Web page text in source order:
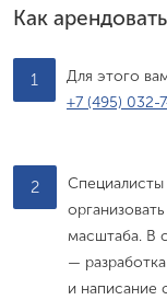
Как
1
Для этого
+7 (495) 032-
2
масштаба. В
—
и написание